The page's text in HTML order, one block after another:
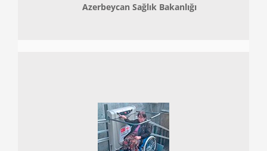
Azerbeycan Sağlık Bakanlığı